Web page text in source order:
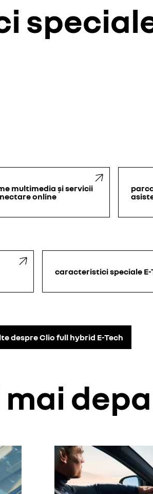
multimedia și servicii
online
caracteristici speciale E-
despre Clio full hybrid E-Tech
mai